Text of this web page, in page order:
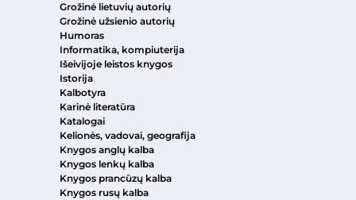
Grožinė lietuvių autorių
Grožinė užsienio autorių
Humoras
Informatika, kompiuterija
Išeivijoje leistos knygos
Istorija
Kalbotyra
Karinė literatūra
Katalogai
Kelionės, vadovai, geografija
Knygos anglų kalba
Knygos lenkų kalba
Knygos prancūzų kalba
Knygos rusų kalba